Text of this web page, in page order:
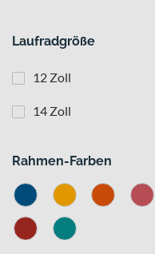
Laufradgröße
12 Zoll
14 Zoll
Rahmen-Farben